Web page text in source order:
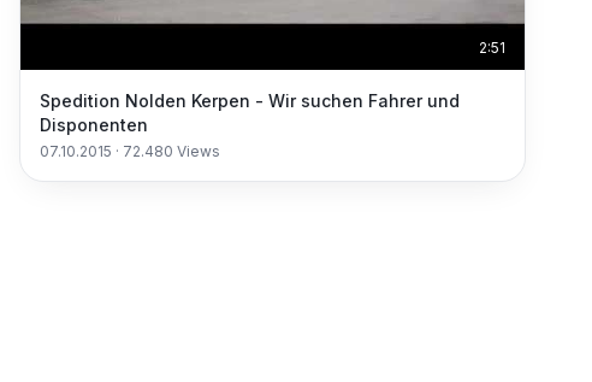
2:51
Spedition Nolden Kerpen - Wir suchen Fahrer und
Disponenten
07.10.2015 · 72.480 Views